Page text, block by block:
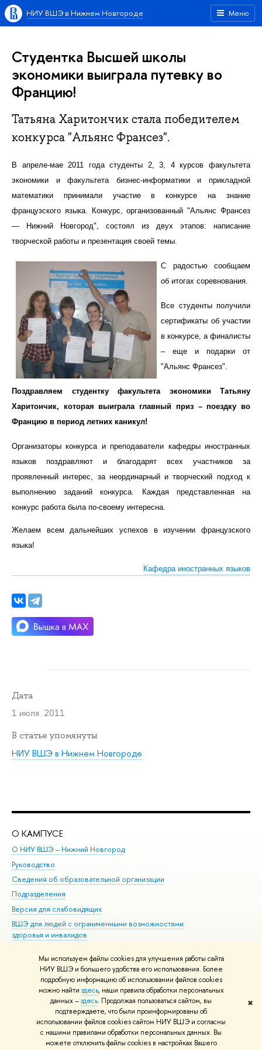
Мы используем файлы cookies для улучшения работы сайта
НИУ ВШЭ и большего удобства его использования. Более
подробную информацию об использовании файлов cookies
можно найти здесь, наши правила обработки персональных
данных –здесь. Продолжая пользоваться сайтом, вы
подтверждаете, что были проинформированы об
использовании файлов cookies сайтом НИУ ВШЭ и согласны
с нашими правилами обработки персональных данных. Вы
можете отключить файлы cookies в настройках Вашего
✖
Меню
НИУ ВШЭ в Нижнем Новгороде
Студентка Высшей школы
экономики выиграла путевку во
Францию!
Татьяна Харитончик стала победителем
конкурса "Альянс Франсез".
В апреле-мае 2011 года студенты 2, 3, 4 курсов факультета
экономики и факультета бизнес-информатики и прикладной
математики принимали участие в конкурсе на знание
французского языка. Конкурс, организованный "Альянс Франсез
― Нижний Новгород", состоял из двух этапов: написание
творческой работы и презентация своей темы.
С радостью сообщаем
об итогах соревнования.
Все студенты получили
сертификаты об участии
в конкурсе, а финалисты
– еще и подарки от
"Альянс Франсез".
Поздравляем студентку факультета экономики Татьяну
Харитончик, которая выиграла главный приз – поездку во
Францию в период летних каникул!
Организаторы конкурса и преподаватели кафедры иностранных
языков поздравляют и благодарят всех участников за
проявленный интерес, за неординарный и творческий подход к
выполнению заданий конкурса. Каждая представленная на
конкурс работа была по-своему интересна.
Желаем всем дальнейших успехов в изучении французского
языка!
Кафедра иностранных языков
Дата
1 июля 2011
В статье упомянуты
НИУ ВШЭ в Нижнем Новгороде
О КАМПУСЕ
О НИУ ВШЭ – Нижний Новгород
Руководство
Сведения об образовательной организации
Подразделения
Версия для слабовидящих
ВШЭ для людей с ограниченными возможностями
здоровья и инвалидов
© НИУ ВШЭ 1993–2026 Адреса и контакты Условия использования
материалов Политика конфиденциальности Карта сайта
Шрифты HSE Sans и HSE Slab разработаны вШколе дизайна НИУ ВШЭ